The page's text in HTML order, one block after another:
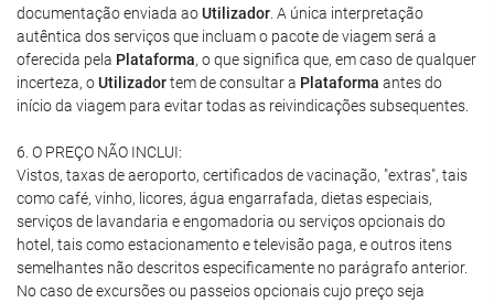
documentação enviada aoUtilizador . A única interpretação
autêntica dos serviços que incluam o pacote de viagem será a
oferecida pela Plataforma, o que significa que, em caso de qualquer
incerteza, oUtilizadortem de consultar a Plataforma antes do
início da viagem para evitar todas as reivindicações subsequentes.
6. O PREÇO NÃO INCLUI:
Vistos, taxas de aeroporto, certificados de vacinação, "extras", tais
como café, vinho, licores, água engarrafada, dietas especiais,
serviços de lavandaria e engomadoria ou serviços opcionais do
hotel, tais como estacionamento e televisão paga, e outros itens
semelhantes não descritos especificamente no parágrafo anterior.
No caso de excursões ou passeios opcionais cujo preço seja